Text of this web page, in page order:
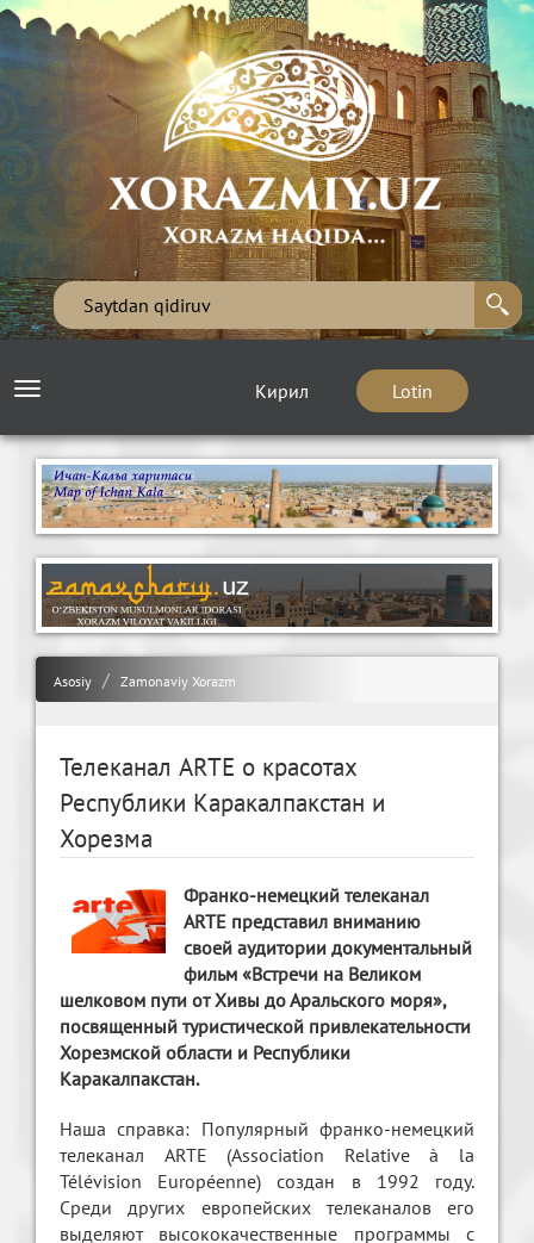
Кирил Lotin
Toggle
Asosiy Zamonaviy Xorazm
Телеканал ARTE о красотах
Республики Каракалпакстан и
Хорезма
Франко-немецкий телеканал
ARTE представил вниманию
своей аудитории документальный
фильм «Встречи на Великом
шелковом пути от Хивы до Аральского моря»,
посвященный туристической привлекательности
Хорезмской области и Республики
Каракалпакстан.
Наша справка: Популярный франко-немецкий
телеканал ARTE (Association Relative à la
Télévision Européenne) создан в 1992 году.
Среди других европейских телеканалов его
выделяют высококачественные программы с